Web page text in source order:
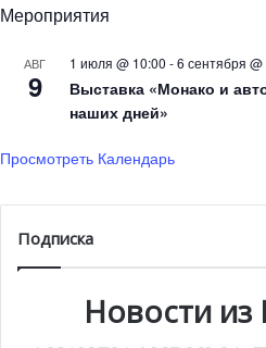
Мероприятия
АВГ
9
1 июля @ 10:00 -6 сентября @
Выставка «Монако и
наших дней»
Просмотреть Календарь
Подписка
Новости